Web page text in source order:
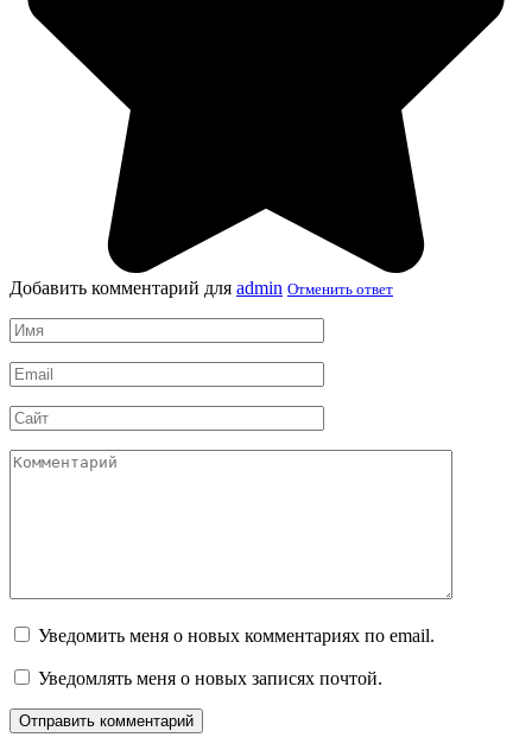
Добавить комментарий для admin Отменить ответ
Имя
*
Email
*
Сайт
Комментарий
Уведомить меня о новых комментариях по email.
Уведомлять меня о новых записях почтой.